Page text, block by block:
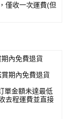
僅收一次運費(但
內免費退貨
期內免費退貨
單金額未達最低
去程運費並直接